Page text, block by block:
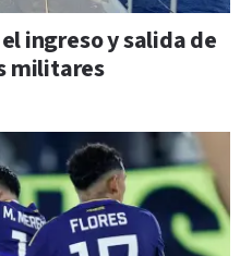
ingreso y salida de
militares